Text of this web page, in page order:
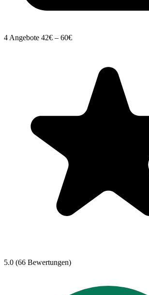
4 Angebote 42€ – 60€
5.0 (66 Bewertungen)